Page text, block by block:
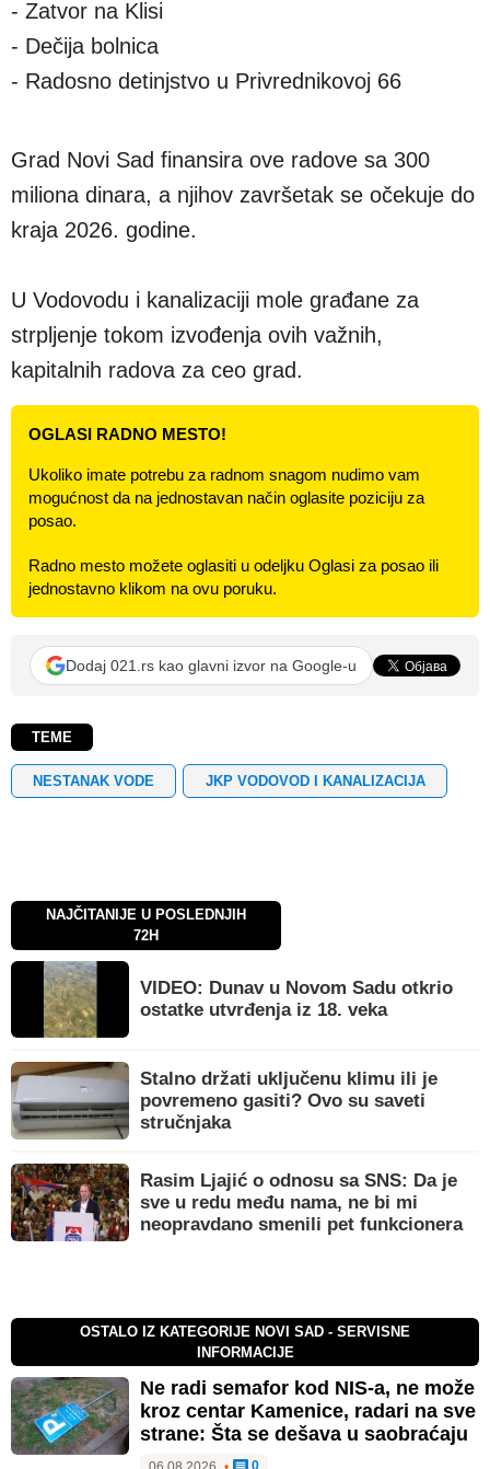
- Zatvor na Klisi
- Dečija bolnica
- Radosno detinjstvo u Privrednikovoj 66
Grad Novi Sad finansira ove radove sa 300
miliona dinara, a njihov završetak se očekuje do
kraja 2026. godine.
U Vodovodu i kanalizaciji mole građane za
strpljenje tokom izvođenja ovih važnih,
kapitalnih radova za ceo grad.
OGLASI RADNO MESTO!
Ukoliko imate potrebu za radnom snagom nudimo vam
mogućnost da na jednostavan način oglasite poziciju za
posao.
Radno mesto možete oglasiti u odeljku Oglasi za posao ili
jednostavno klikom na ovu poruku.
Dodaj 021.rs kao glavni izvor na Google-u
TEME
NESTANAK VODE JKP VODOVOD I KANALIZACIJA
NAJČITANIJE U POSLEDNJIH
72H
VIDEO: Dunav u Novom Sadu otkrio
ostatke utvrđenja iz 18. veka
Stalno držati uključenu klimu ili je
povremeno gasiti? Ovo su saveti
stručnjaka
Rasim Ljajić o odnosu sa SNS: Da je
sve u redu među nama, ne bi mi
neopravdano smenili pet funkcionera
OSTALO IZ KATEGORIJE NOVI SAD - SERVISNE
INFORMACIJE
Ne radi semafor kod NIS-a, ne može
kroz centar Kamenice, radari na sve
strane: Šta se dešava u saobraćaju